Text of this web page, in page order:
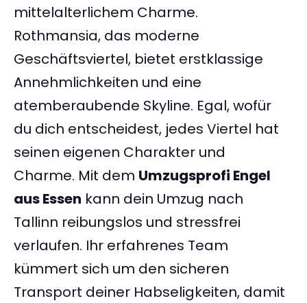
mittelalterlichem Charme.
Rothmansia, das moderne
Geschäftsviertel, bietet erstklassige
Annehmlichkeiten und eine
atemberaubende Skyline. Egal, wofür
du dich entscheidest, jedes Viertel hat
seinen eigenen Charakter und
Charme. Mit dem Umzugsprofi Engel
aus Essen kann dein Umzug nach
Tallinn reibungslos und stressfrei
verlaufen. Ihr erfahrenes Team
kümmert sich um den sicheren
Transport deiner Habseligkeiten, damit